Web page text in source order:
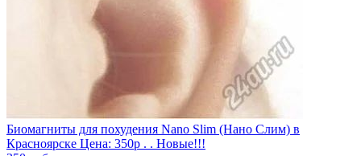
Биомагниты для похудения Nano Slim (Нано Слим) в
Красноярске Цена: 350р . . Новые!!!